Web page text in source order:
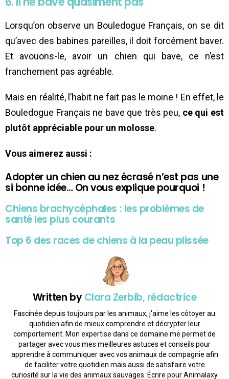
Lorsqu’on observe un Bouledogue Français, on se dit
qu’avec des babines pareilles, il doit forcément baver.
Et avouons-le, avoir un chien qui bave, ce n’est
franchement pas agréable.
Mais en réalité, l’habit ne fait pas le moine ! En effet, le
Bouledogue Français ne bave que très peu, ce qui est
plutôt appréciable pour un molosse.
Vous aimerez aussi :
Adopter un chien au nez écrasé n’est pas une
si bonne idée… On vous explique pourquoi !
Chiens brachycéphales : les problèmes de
santé les plus courants
Top 6 des races de chiens à la peau plissée
Written byClara Zerbib, rédactrice
Fascinée depuis toujours par les animaux, j'aime les côtoyer au
quotidien afin de mieux comprendre et décrypter leur
comportement. Mon expertise dans ce domaine me permet de
partager avec vous mes meilleures astuces et conseils pour
apprendre à communiquer avec vos animaux de compagnie afin
de faciliter votre quotidien mais aussi de satisfaire votre
curiosité sur la vie des animaux sauvages. Écrire pour Animalaxy